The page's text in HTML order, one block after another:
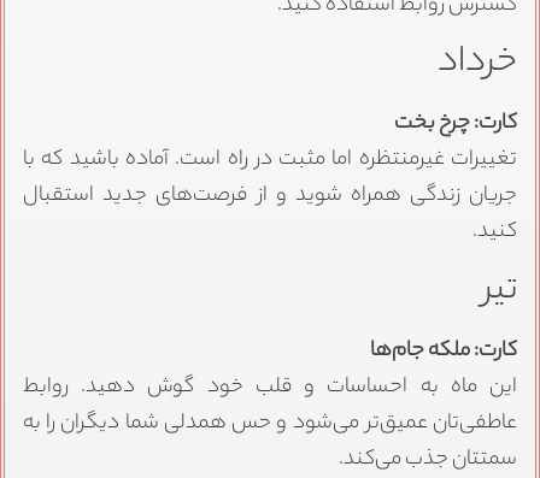
خرداد
کارت: چرخ بخت
تغییرات غیرمنتظره اما مثبت در راه است. آماده باشید که با
جریان زندگی همراه شوید و از فرصت‌های جدید استقبال
کنید.
تیر
کارت: ملکه جام‌ها
این ماه به احساسات و قلب خود گوش دهید. روابط
عاطفی‌تان عمیق‌تر می‌شود و حس همدلی شما دیگران را به
سمتتان جذب می‌کند.